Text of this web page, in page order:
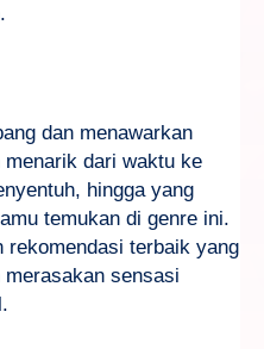
dan menawarkan
dari waktu ke
hingga yang
temukan di genre ini.
rekomendasi terbaik yang
sensasi